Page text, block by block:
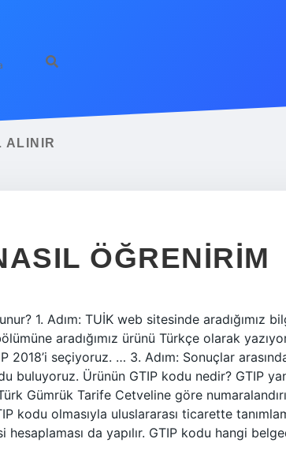
ALINIR
ÖĞRENIRIM
1. Adım: TUİK web sitesinde aradığımız
aradığımız ürünü Türkçe olarak
2018’i seçiyoruz. … 3. Adım: Sonuçlar
buluyoruz. Ürünün GTIP kodu nedir? GTIP
Gümrük Tarife Cetveline göre
kodu olmasıyla uluslararası ticarette
da yapılır. GTIP kodu hangi